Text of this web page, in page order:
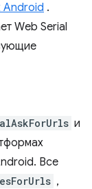
Android .
Web Serial
и
Все
,